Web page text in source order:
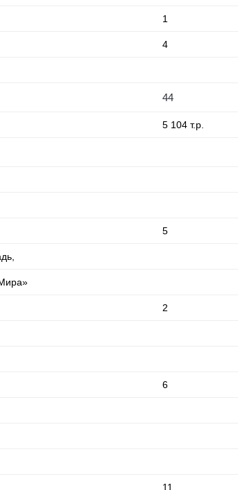
1
4
44
5 104 т.р.
5
2
6
11